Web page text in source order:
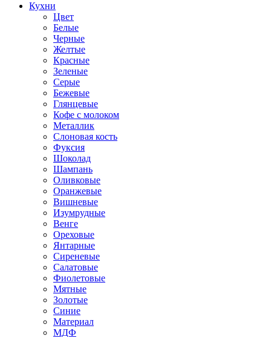
Кухни
Цвет
Белые
Черные
Желтые
Красные
Зеленые
Серые
Бежевые
Глянцевые
Кофе с молоком
Металлик
Слоновая кость
Фуксия
Шоколад
Шампань
Оливковые
Оранжевые
Вишневые
Изумрудные
Венге
Ореховые
Янтарные
Сиреневые
Салатовые
Фиолетовые
Мятные
Золотые
Синие
Материал
МДФ